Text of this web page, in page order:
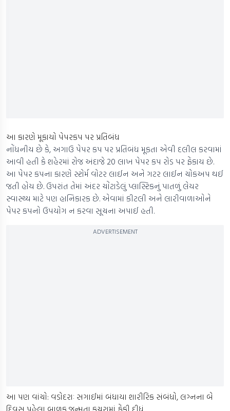
આ કારણે મૂકાયો પેપરકપ પર પ્રતિબંધ
નોંધનીય છે કે, અગાઉ પેપર કપ પર પ્રતિબંધ મૂકતા એવી દલીલ કરવામાં
આવી હતી કે શહેરમાં રોજ અંદાજે 20 લાખ પેપર કપ રોડ પર ફેંકાય છે.
આ પેપર કપના કારણે સ્ટોર્મ વોટર લાઈન અને ગટર લાઈન ચોકઅપ થઈ
જતી હોય છે. ઉપરાંત તેમાં અંદર ચોંટાડેલું પ્લાસ્ટિકનું પાતળું લેયર
સ્વાસ્થ્ય માટે પણ હાનિકારક છે. એવામાં કીટલી અને લારીવાળાઓને
પેપર કપનો ઉપયોગ ન કરવા સૂચના અપાઈ હતી.
ADVERTISEMENT
આ પણ વાંચો: વડોદરાઃ સગાઈમાં બંધાયા શારીરિક સંબંધો, લગ્નના બે